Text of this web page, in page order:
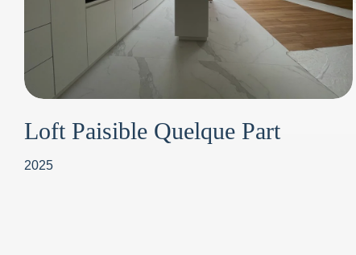
Loft Paisible Quelque Part
2025